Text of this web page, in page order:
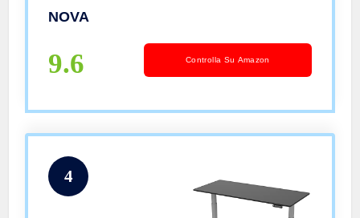
– Scrivania, Ufficio, per Architetti,
NOVA
9.6 Controlla Su Amazon
4